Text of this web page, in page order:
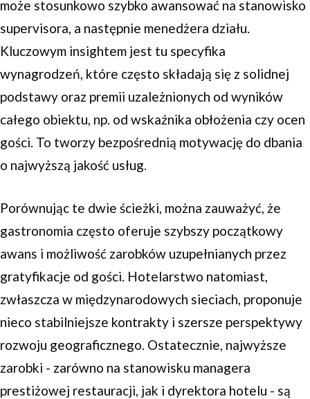
może stosunkowo szybko awansować na stanowisko
supervisora, a następnie menedżera działu.
Kluczowym insightem jest tu specyfika
wynagrodzeń, które często składają się z solidnej
podstawy oraz premii uzależnionych od wyników
całego obiektu, np. od wskaźnika obłożenia czy ocen
gości. To tworzy bezpośrednią motywację do dbania
o najwyższą jakość usług.
Porównując te dwie ścieżki, można zauważyć, że
gastronomia często oferuje szybszy początkowy
awans i możliwość zarobków uzupełnianych przez
gratyfikacje od gości. Hotelarstwo natomiast,
zwłaszcza w międzynarodowych sieciach, proponuje
nieco stabilniejsze kontrakty i szersze perspektywy
rozwoju geograficznego. Ostatecznie, najwyższe
zarobki - zarówno na stanowisku managera
prestiżowej restauracji, jak i dyrektora hotelu - są